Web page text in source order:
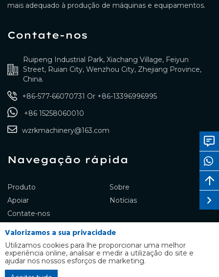
mais adequado à produção de máquinas e equipamentos.
Contate-nos
Ruipeng Industrial Park, Xiachang Village, Feiyun
Street, Ruian City, Wenzhou City, Zhejiang Province,
China.
+86-577-66070731 Or +86-13396996995
+86 15258060010
wzrkmachinery@163.com
Navegação rápida
Produto
Sobre
Apoiar
Notícias
Contate-nos
Copyright © RUIKANG Co., Ltd.
TODOS OS DIREITOS
Valorizamos a sua privacidade
Utilizamos cookies para lhe proporcionar uma melhor
experiência online, analisar e medir a utilização do site e
ajudar nos nossos esforços de marketing.